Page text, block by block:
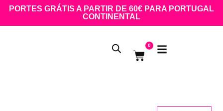
PORTES GRÁTIS A PARTIR DE 60€ PARA PORTUGAL
CONTINENTAL
0